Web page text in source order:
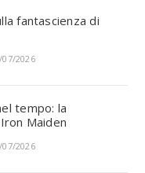
fantascienza di
07/2026
tempo: la
Maiden
07/2026